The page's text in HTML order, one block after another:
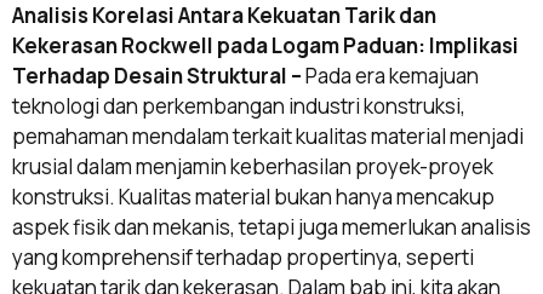
Analisis Korelasi Antara Kekuatan Tarik dan
Kekerasan Rockwell pada Logam Paduan: Implikasi
Terhadap Desain Struktural –Pada era kemajuan
teknologi dan perkembangan industri konstruksi,
pemahaman mendalam terkait kualitas material menjadi
krusial dalam menjamin keberhasilan proyek-proyek
konstruksi. Kualitas material bukan hanya mencakup
aspek fisik dan mekanis, tetapi juga memerlukan analisis
yang komprehensif terhadap propertinya, seperti
kekuatan tarik dan kekerasan. Dalam bab ini, kita akan